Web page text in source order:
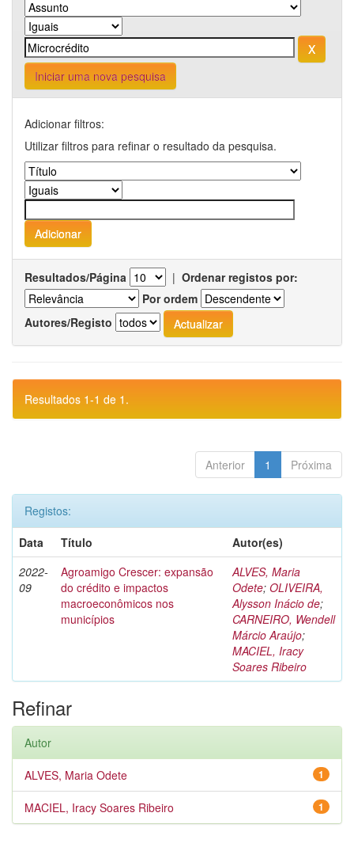
Iniciar uma nova pesquisa
Adicionar filtros:
Utilizar filtros para refinar o resultado da pesquisa.
Resultados/Página | Ordenar registos por:
Por ordem
Autores/Registo
Resultados 1-1 de 1.
Anterior 1 Próxima
Registos:
Data
Título
Autor(es)
2022-
09
Agroamigo Crescer: expansão
do crédito e impactos
macroeconômicos nos
municípios
ALVES, Maria
Odete; OLIVEIRA,
Alysson Inácio de;
CARNEIRO, Wendell
Márcio Araújo;
MACIEL, Iracy
Soares Ribeiro
Refinar
Autor
1
ALVES, Maria Odete
1
MACIEL, Iracy Soares Ribeiro